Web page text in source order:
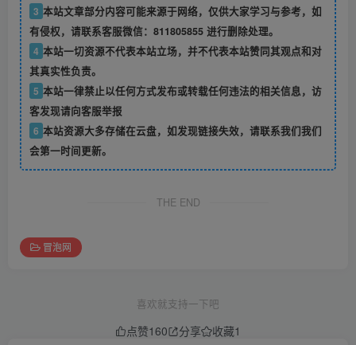
3 本站文章部分内容可能来源于网络，仅供大家学习与参考，如
有侵权，请联系客服微信：811805855 进行删除处理。
4 本站一切资源不代表本站立场，并不代表本站赞同其观点和对
其真实性负责。
5 本站一律禁止以任何方式发布或转载任何违法的相关信息，访
客发现请向客服举报
6 本站资源大多存储在云盘，如发现链接失效，请联系我们我们
会第一时间更新。
THE END
冒泡网
喜欢就支持一下吧
点赞160 分享 收藏1